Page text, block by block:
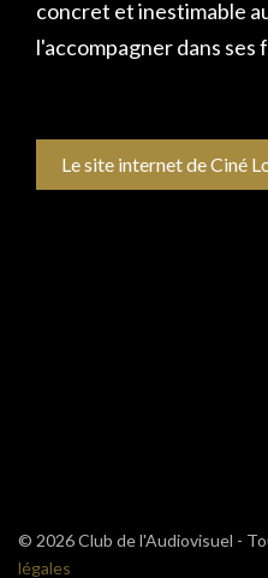
concret et inestimable
l'accompagner dans
Le site internet de Ciné
© 2026 Club de l'Audiovisuel -
légales